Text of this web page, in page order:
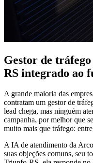
Gestor de
RS integrado ao
A grande maioria das
contratam um gestor de
lead chega, mas ninguém
campanha, por melhor que
muito mais que tráfego:
A IA de atendimento da
suas objeções comuns, seu